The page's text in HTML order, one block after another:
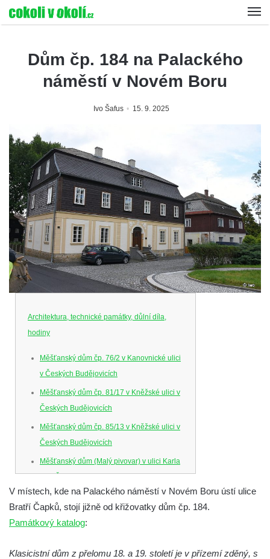
Dům čp. 184 na Palackého
náměstí v Novém Boru
Ivo Šafus 15. 9. 2025
Architektura, technické památky, důlní díla,
hodiny
Měšťanský dům čp. 76/2 v Kanovnické ulici
v Českých Budějovicích
Měšťanský dům čp. 81/17 v Kněžské ulici v
Českých Budějovicích
Měšťanský dům čp. 85/13 v Kněžské ulici v
Českých Budějovicích
Měšťanský dům (Malý pivovar) v ulici Karla
IV. v Českých Budějovicích
Dům U Ferusů na Senovážném náměstí v
Českých Budějovicích
Solnice na Piaristickém náměstí v Českých
V místech, kde na Palackého náměstí v Novém Boru ústí ulice
Bratří Čapků, stojí jižně od křižovatky dům čp. 184.
Památkový katalog:
Klasicistní dům z přelomu 18. a 19. století je v přízemí zděný, s